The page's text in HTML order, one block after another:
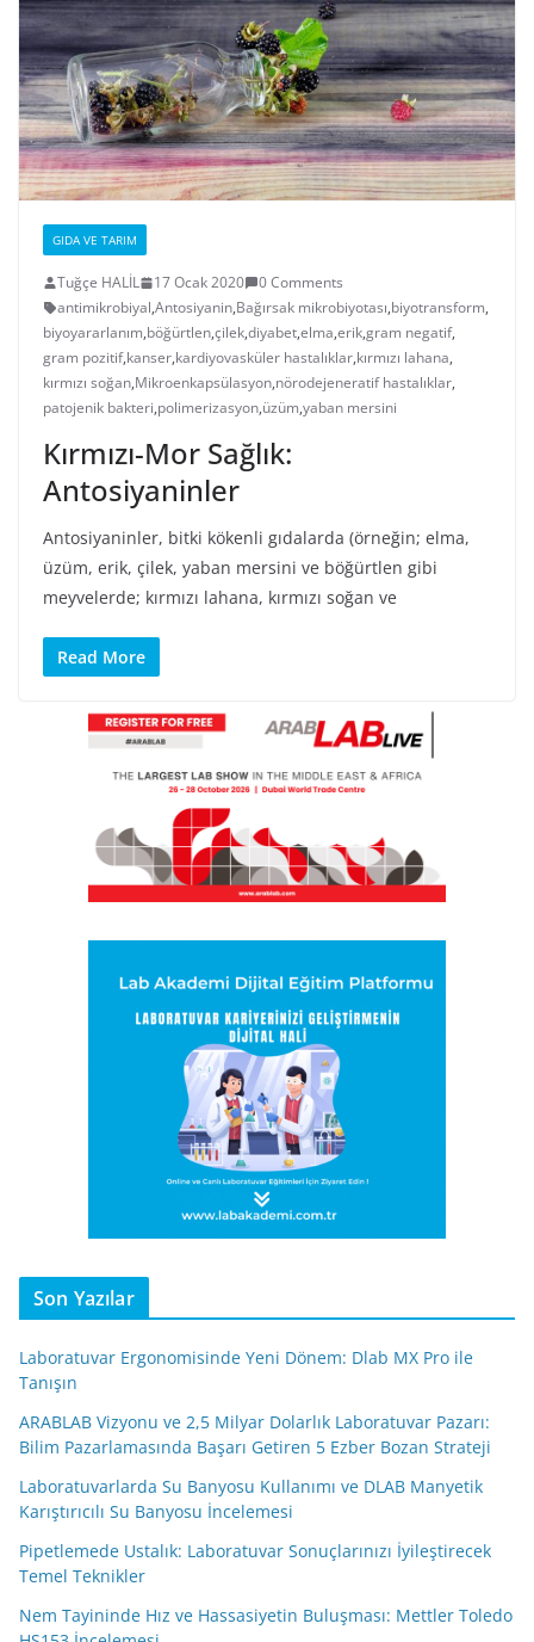
GIDA VE TARIM
Tuğçe HALİL 17 Ocak 2020
0 Comments
antimikrobiyal,Antosiyanin,Bağırsak mikrobiyotası,biyotransform,
biyoyararlanım,böğürtlen,çilek,diyabet,elma,erik,gram negatif,
gram pozitif,kanser,kardiyovasküler hastalıklar,kırmızı lahana,
kırmızı soğan,Mikroenkapsülasyon,nörodejeneratif hastalıklar,
patojenik bakteri,polimerizasyon,üzüm,yaban mersini
Kırmızı-Mor Sağlık:
Antosiyaninler
Antosiyaninler, bitki kökenli gıdalarda (örneğin; elma,
üzüm, erik, çilek, yaban mersini ve böğürtlen gibi
meyvelerde; kırmızı lahana, kırmızı soğan ve
Read More
Son Yazılar
Laboratuvar Ergonomisinde Yeni Dönem: Dlab MX Pro ile
Tanışın
ARABLAB Vizyonu ve 2,5 Milyar Dolarlık Laboratuvar Pazarı:
Bilim Pazarlamasında Başarı Getiren 5 Ezber Bozan Strateji
Laboratuvarlarda Su Banyosu Kullanımı ve DLAB Manyetik
Karıştırıcılı Su Banyosu İncelemesi
Pipetlemede Ustalık: Laboratuvar Sonuçlarınızı İyileştirecek
Temel Teknikler
Nem Tayininde Hız ve Hassasiyetin Buluşması: Mettler Toledo